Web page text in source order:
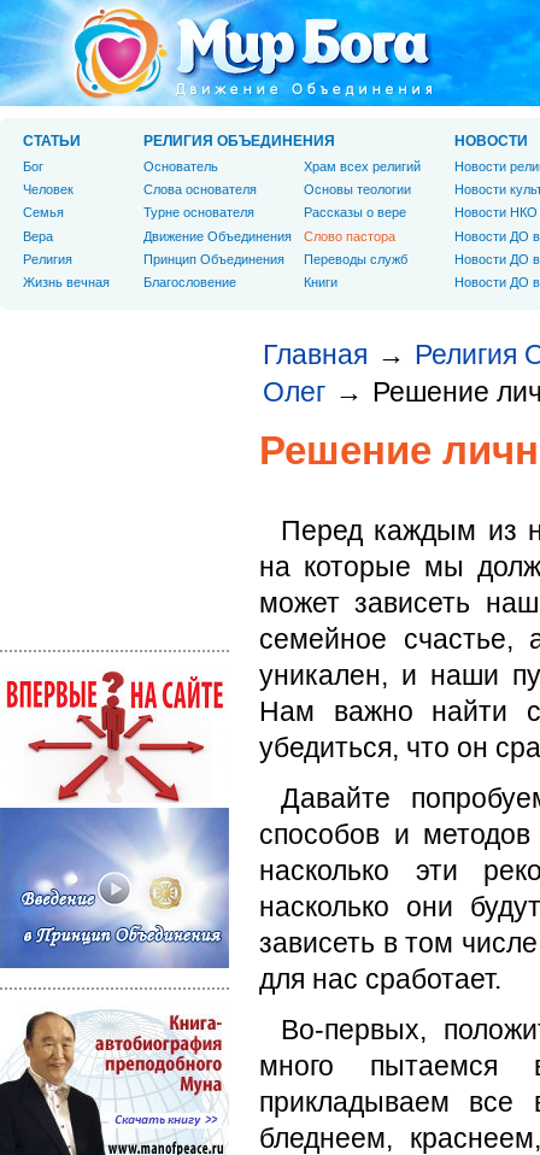
Главная → Религия
Олег → Решение
Решение
Перед каждым из
на которые мы
может зависеть
семейное счастье,
уникален, и наши
Нам важно найти
убедиться, что он
Давайте
способов и
насколько эти
насколько они
зависеть в том
для нас сработает.
Во-первых,
много пытаемся
прикладываем
бледнеем,
СТАТЬИ
Бог
Человек
Cемья
Вера
Религия
Жизнь вечная
РЕЛИГИЯ ОБЪЕДИНЕНИЯ
Основатель
Слова основателя
Турне основателя
Движение Объединения
Принцип Объединения
Благословение
Храм всех религий
Основы теологии
Рассказы о вере
Слово пастора
Переводы служб
Книги
НОВОСТИ
Новости
Новости
Новости НКО
Новости ДО
Новости ДО
Новости ДО